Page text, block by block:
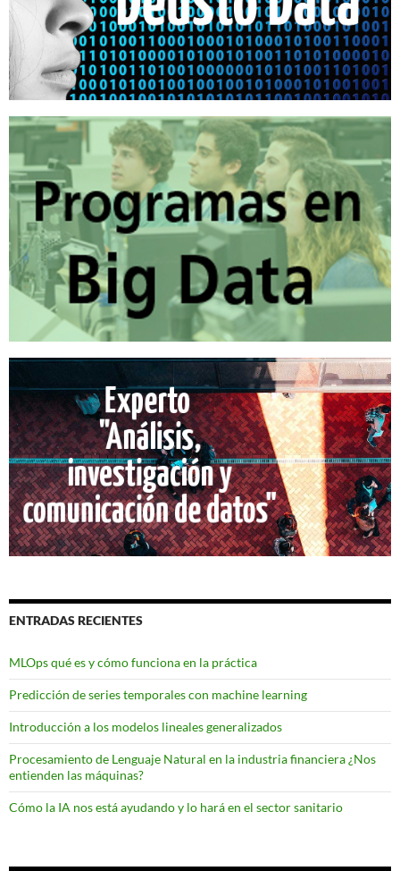
ENTRADAS RECIENTES
MLOps qué es y cómo funciona en la práctica
Predicción de series temporales con machine learning
Introducción a los modelos lineales generalizados
Procesamiento de Lenguaje Natural en la industria financiera ¿Nos
entienden las máquinas?
Cómo la IA nos está ayudando y lo hará en el sector sanitario